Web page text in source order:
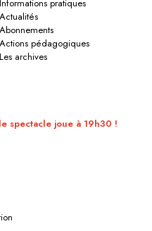
Informations pratiques
Actualités
Abonnements
Actions pédagogiques
Les archives
spectacle joue à 19h30 !